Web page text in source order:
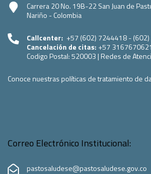
Carrera 20 No. 19B-22 San Juan de
Nariño - Colombia
Callcenter: +57 (602) 7244418 -
Cancelación de citas: +57 3167670621
Codigo Postal:520003 | Redes de
Conoce nuestras políticas de tratamiento de
Correo Electrónico Institucional:
pastosaludese@pastosaludese.gov.co